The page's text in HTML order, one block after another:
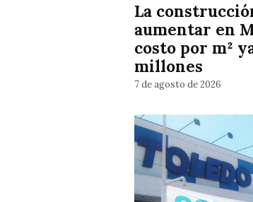
La
aumentar en
costo por m²
millones
7 de agosto de 2026